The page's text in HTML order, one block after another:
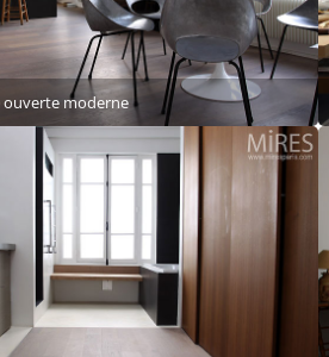
ouverte moderne